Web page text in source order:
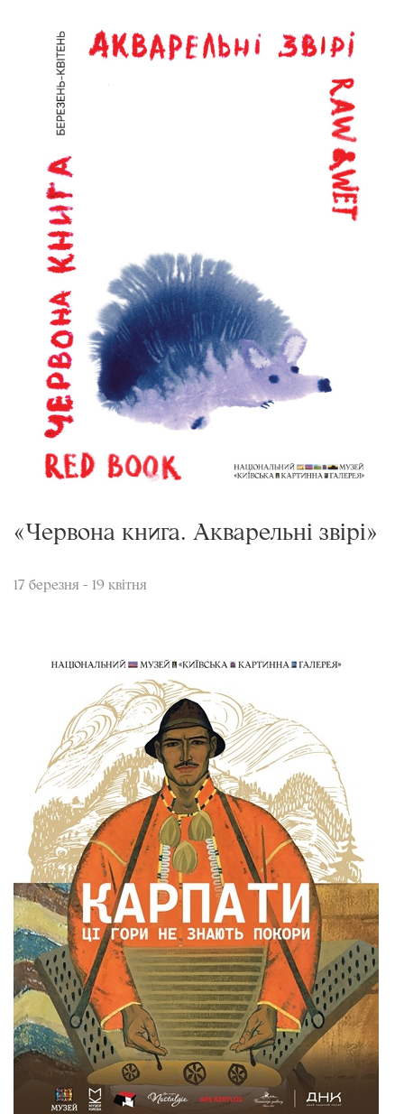
«Червона книга. Акварельні звірі»
17 березня - 19 квітня